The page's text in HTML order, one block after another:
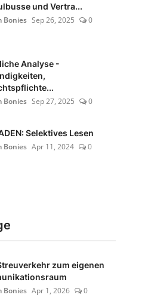
und Vertra...
Bonies Sep 26, 2025 0
Analyse -
Bonies Sep 27, 2025 0
Selektives Lesen
Bonies Apr 11, 2024 0
zum eigenen
Bonies Apr 1, 2026 0